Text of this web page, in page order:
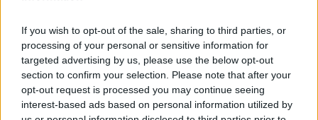
If you wish to opt-out of the sale, sharing to third parties, or
processing of your personal or sensitive information for
targeted advertising by us, please use the below opt-out
section to confirm your selection. Please note that after your
opt-out request is processed you may continue seeing
interest-based ads based on personal information utilized by